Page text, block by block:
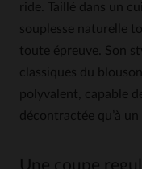
ride. Taillé dans un
souplesse naturelle
toute épreuve. Son
classiques du
polyvalent, capable
décontractée qu’à
Une coupe